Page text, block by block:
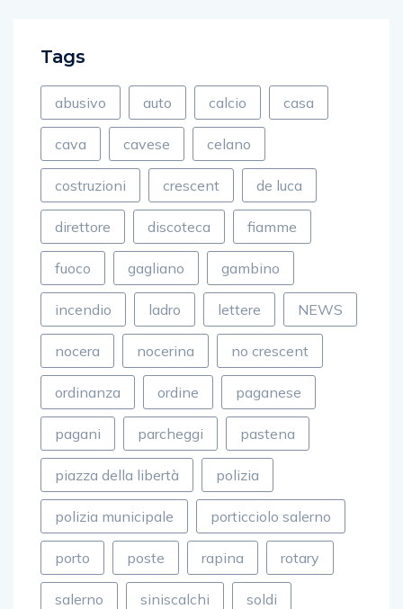
Tags
abusivo auto calcio casa
cava cavese celano
costruzioni crescent de luca
direttore discoteca fiamme
fuoco gagliano gambino
incendio ladro lettere NEWS
nocera nocerina no crescent
ordinanza ordine paganese
pagani parcheggi pastena
piazza della libertà polizia
polizia municipale porticciolo salerno
porto poste rapina rotary
salerno siniscalchi soldi